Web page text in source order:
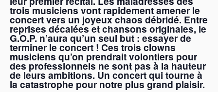
trois musiciens vont rapidement amener le
concert vers un joyeux chaos débridé. Entre
reprises décalées et chansons originales, le
G.O.P. n’aura qu’un seul but : essayer de
terminer le concert ! Ces trois clowns
musiciens qu’on prendrait volontiers pour
des professionnels ne sont pas à la hauteur
de leurs ambitions. Un concert qui tourne à
la catastrophe pour notre plus grand plaisir.